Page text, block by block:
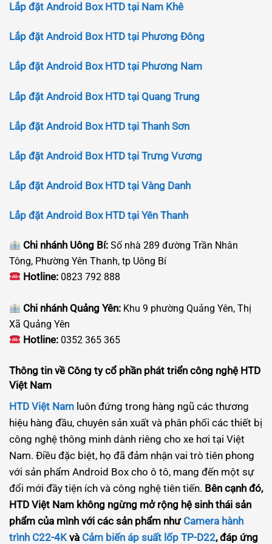
Lắp đặt Android Box HTD tại Nam Khê
Lắp đặt Android Box HTD tại Phương Đông
Lắp đặt Android Box HTD tại Phương Nam
Lắp đặt Android Box HTD tại Quang Trung
Lắp đặt Android Box HTD tại Thanh Sơn
Lắp đặt Android Box HTD tại Trưng Vương
Lắp đặt Android Box HTD tại Vàng Danh
Lắp đặt Android Box HTD tại Yên Thanh
Chi nhánh Uông Bí: Số nhà 289 đường Trần Nhân
Tông, Phường Yên Thanh, tp Uông Bí
Hotline: 0823 792 888
Chi nhánh Quảng Yên: Khu 9 phường Quảng Yên, Thị
Xã Quảng Yên
Hotline: 0352 365 365
Thông tin về Công ty cổ phần phát triển công nghệ HTD
Việt Nam
HTD Việt Nam luôn đứng trong hàng ngũ các thương
hiệu hàng đầu, chuyên sản xuất và phân phối các thiết bị
công nghệ thông minh dành riêng cho xe hơi tại Việt
Nam. Điều đặc biệt, họ đã đảm nhận vai trò tiên phong
với sản phẩm Android Box cho ô tô, mang đến một sự
đổi mới đầy tiện ích và công nghệ tiên tiến. Bên cạnh đó,
HTD Việt Nam không ngừng mở rộng hệ sinh thái sản
phẩm của mình với các sản phẩm như Camera hành
trình C22-4K và Cảm biến áp suất lốp TP-D22, đáp ứng